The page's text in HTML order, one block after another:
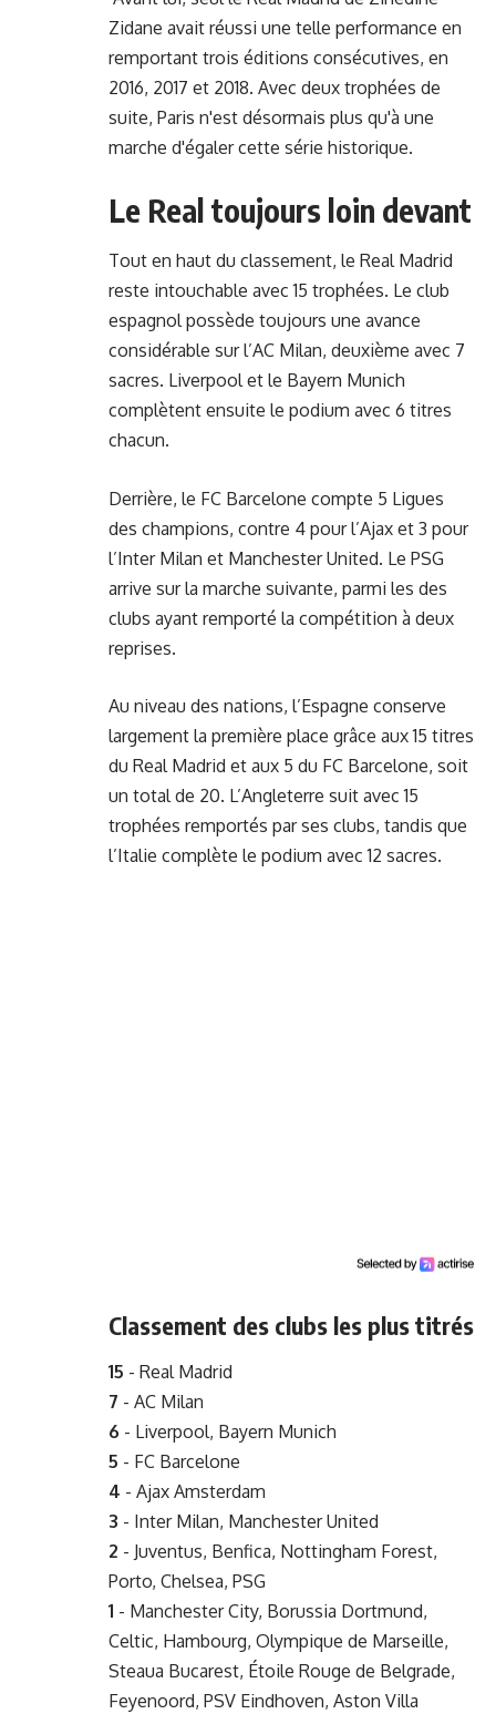
Zidane avait réussi une telle performance en
remportant trois éditions consécutives, en
2016, 2017 et 2018. Avec deux trophées de
suite, Paris n'est désormais plus qu'à une
marche d'égaler cette série historique.
Le Real toujours loin devant
Tout en haut du classement, le Real Madrid
reste intouchable avec 15 trophées. Le club
espagnol possède toujours une avance
considérable sur l’AC Milan, deuxième avec 7
sacres. Liverpool et le Bayern Munich
complètent ensuite le podium avec 6 titres
chacun.
Derrière, le FC Barcelone compte 5 Ligues
des champions, contre 4 pour l’Ajax et 3 pour
l’Inter Milan et Manchester United. Le PSG
arrive sur la marche suivante, parmi les des
clubs ayant remporté la compétition à deux
reprises.
Au niveau des nations, l’Espagne conserve
largement la première place grâce aux 15 titres
du Real Madrid et aux 5 du FC Barcelone, soit
un total de 20. L’Angleterre suit avec 15
trophées remportés par ses clubs, tandis que
l’Italie complète le podium avec 12 sacres.
Classement des clubs les plus titrés
15 - Real Madrid
7 - AC Milan
6 - Liverpool, Bayern Munich
5 - FC Barcelone
4 - Ajax Amsterdam
3 - Inter Milan, Manchester United
2 - Juventus, Benfica, Nottingham Forest,
Porto, Chelsea, PSG
1 - Manchester City, Borussia Dortmund,
Celtic, Hambourg, Olympique de Marseille,
Steaua Bucarest, Étoile Rouge de Belgrade,
Feyenoord, PSV Eindhoven, Aston Villa